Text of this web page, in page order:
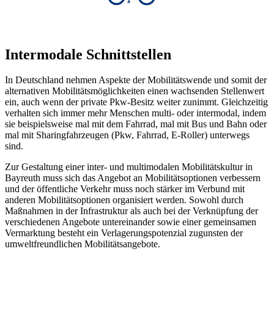
Intermodale Schnittstellen
In Deutschland nehmen Aspekte der Mobilitätswende und somit der
alternativen Mobilitätsmöglichkeiten einen wachsenden Stellenwert
ein, auch wenn der private Pkw-Besitz weiter zunimmt. Gleichzeitig
verhalten sich immer mehr Menschen multi- oder intermodal, indem
sie beispielsweise mal mit dem Fahrrad, mal mit Bus und Bahn oder
mal mit Sharingfahrzeugen (Pkw, Fahrrad, E-Roller) unterwegs
sind.
Zur Gestaltung einer inter- und multimodalen Mobilitätskultur in
Bayreuth muss sich das Angebot an Mobilitätsoptionen verbessern
und der öffentliche Verkehr muss noch stärker im Verbund mit
anderen Mobilitätsoptionen organisiert werden. Sowohl durch
Maßnahmen in der Infrastruktur als auch bei der Verknüpfung der
verschiedenen Angebote untereinander sowie einer gemeinsamen
Vermarktung besteht ein Verlagerungspotenzial zugunsten der
umweltfreundlichen Mobilitätsangebote.